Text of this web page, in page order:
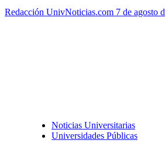
Redacción UnivNoticias.com 7 de agosto
Noticias Universitarias
Universidades Públicas